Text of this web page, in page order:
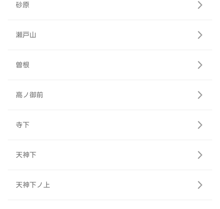
砂原
瀬戸山
曽根
高ノ御前
寺下
天神下
天神下ノ上